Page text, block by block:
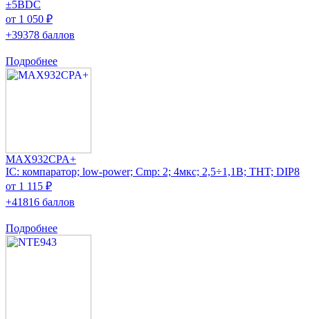
±5ВDC
от 1 050 ₽
+39378 баллов
Подробнее
MAX932CPA+
IC: компаратор; low-power; Cmp: 2; 4мкс; 2,5÷1,1В; THT; DIP8
от 1 115 ₽
+41816 баллов
Подробнее